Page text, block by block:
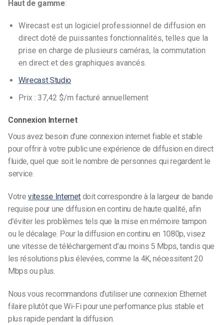
Haut de gamme:
Wirecast est un logiciel professionnel de diffusion en
direct doté de puissantes fonctionnalités, telles que la
prise en charge de plusieurs caméras, la commutation
en direct et des graphiques avancés.
Wirecast Studio
Prix : 37,42 $/m facturé annuellement
Connexion Internet
Vous avez besoin d’une connexion internet fiable et stable
pour offrir à votre public une expérience de diffusion en direct
fluide, quel que soit le nombre de personnes qui regardent le
service.
Votrevitesse Internetdoit correspondre à la largeur de bande
requise pour une diffusion en continu de haute qualité, afin
d’éviter les problèmes tels que la mise en mémoire tampon
ou le décalage. Pour la diffusion en continu en 1080p, visez
une vitesse de téléchargement d’au moins 5 Mbps, tandis que
les résolutions plus élevées, comme la 4K, nécessitent 20
Mbps ou plus.
Nous vous recommandons d’utiliser une connexion Ethernet
filaire plutôt que Wi-Fi pour une performance plus stable et
plus rapide pendant la diffusion.